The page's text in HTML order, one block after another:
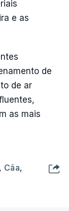
e as
de
de ar
as mais
, Câa,